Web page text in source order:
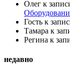
Олег к
Гость к
Тамара к
Регина к
недавно